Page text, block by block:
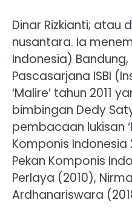
Dinar Rizkianti;
nusantara. Ia
Indonesia)
Pascasarjana ISBI
‘Malire’ tahun 2011
bimbingan Dedy
pembacaan lukisan
Komponis
Pekan Komponis
Perlaya (2010),
Ardhanariswara